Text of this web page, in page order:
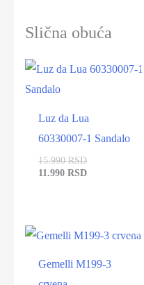
Slična obuća
-25%
Luz da Lua
60330007-1 Sandalo
15.990 RSD
11.990 RSD
-50%
Gemelli M199-3